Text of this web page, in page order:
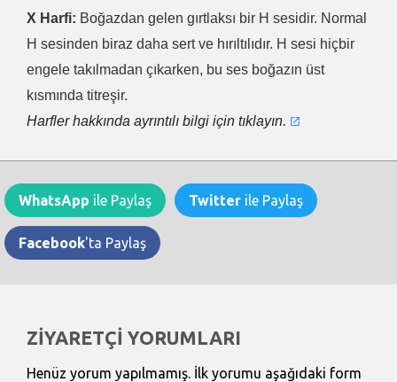
X Harfi: Boğazdan gelen gırtlaksı bir H sesidir. Normal
H sesinden biraz daha sert ve hırıltılıdır. H sesi hiçbir
engele takılmadan çıkarken, bu ses boğazın üst
kısmında titreşir.
Harfler hakkında ayrıntılı bilgi için tıklayın.
WhatsApp ile Paylaş Twitter ile Paylaş
Facebook'ta Paylaş
ZİYARETÇİ YORUMLARI
Henüz yorum yapılmamış. İlk yorumu aşağıdaki form